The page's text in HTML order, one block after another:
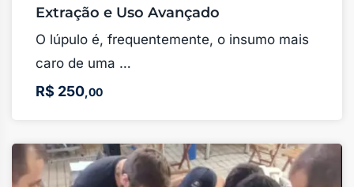
Extração e Uso Avançado
O lúpulo é, frequentemente, o insumo mais
caro de uma …
R$ 250,00